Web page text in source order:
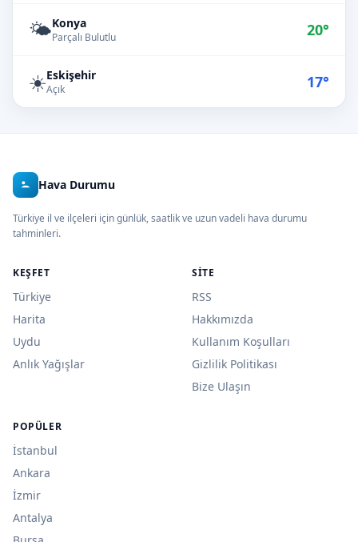
🌤️Konya
Parçalı Bulutlu 20°
☀️Eskişehir
Açık 17°
Hava Durumu
Türkiye il ve ilçeleri için günlük, saatlik ve uzun vadeli hava durumu
tahminleri.
KEŞFET
Türkiye
Harita
Uydu
Anlık Yağışlar
SITE
RSS
Hakkımızda
Kullanım Koşulları
Gizlilik Politikası
Bize Ulaşın
POPÜLER
İstanbul
Ankara
İzmir
Antalya